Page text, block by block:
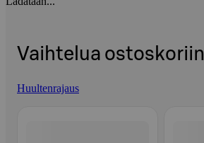
Vaihtelua ostoskoriin
Huultenrajaus